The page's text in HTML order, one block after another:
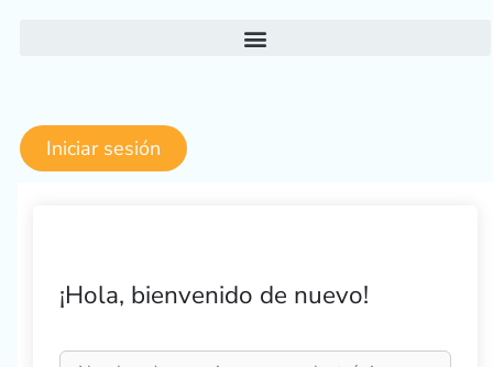
Iniciar sesión
¡Hola, bienvenido de nuevo!